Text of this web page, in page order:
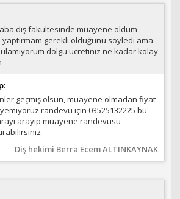
diş fakültesinde muayene oldum
yaptırmam gerekli olduğunu söyledi ama
dolgu ücretiniz ne kadar kolay
geçmiş olsun, muayene olmadan fiyat
randevu için 03525132225 bu
arayıp muayene randevusu
Diş hekimi Berra Ecem ALTINKAYNAK